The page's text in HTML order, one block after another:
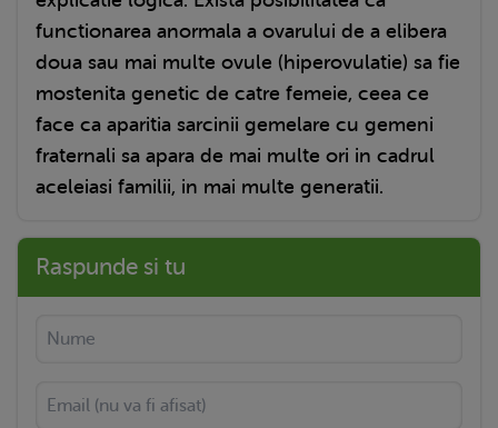
functionarea anormala a ovarului de a elibera
doua sau mai multe ovule (hiperovulatie) sa fie
mostenita genetic de catre femeie, ceea ce
face ca aparitia sarcinii gemelare cu gemeni
fraternali sa apara de mai multe ori in cadrul
aceleiasi familii, in mai multe generatii.
Raspunde si tu